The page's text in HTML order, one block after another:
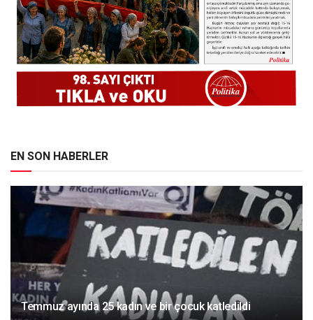
EN SON HABERLER
Temmuz ayında 25 kadın ve bir çocuk katledildi